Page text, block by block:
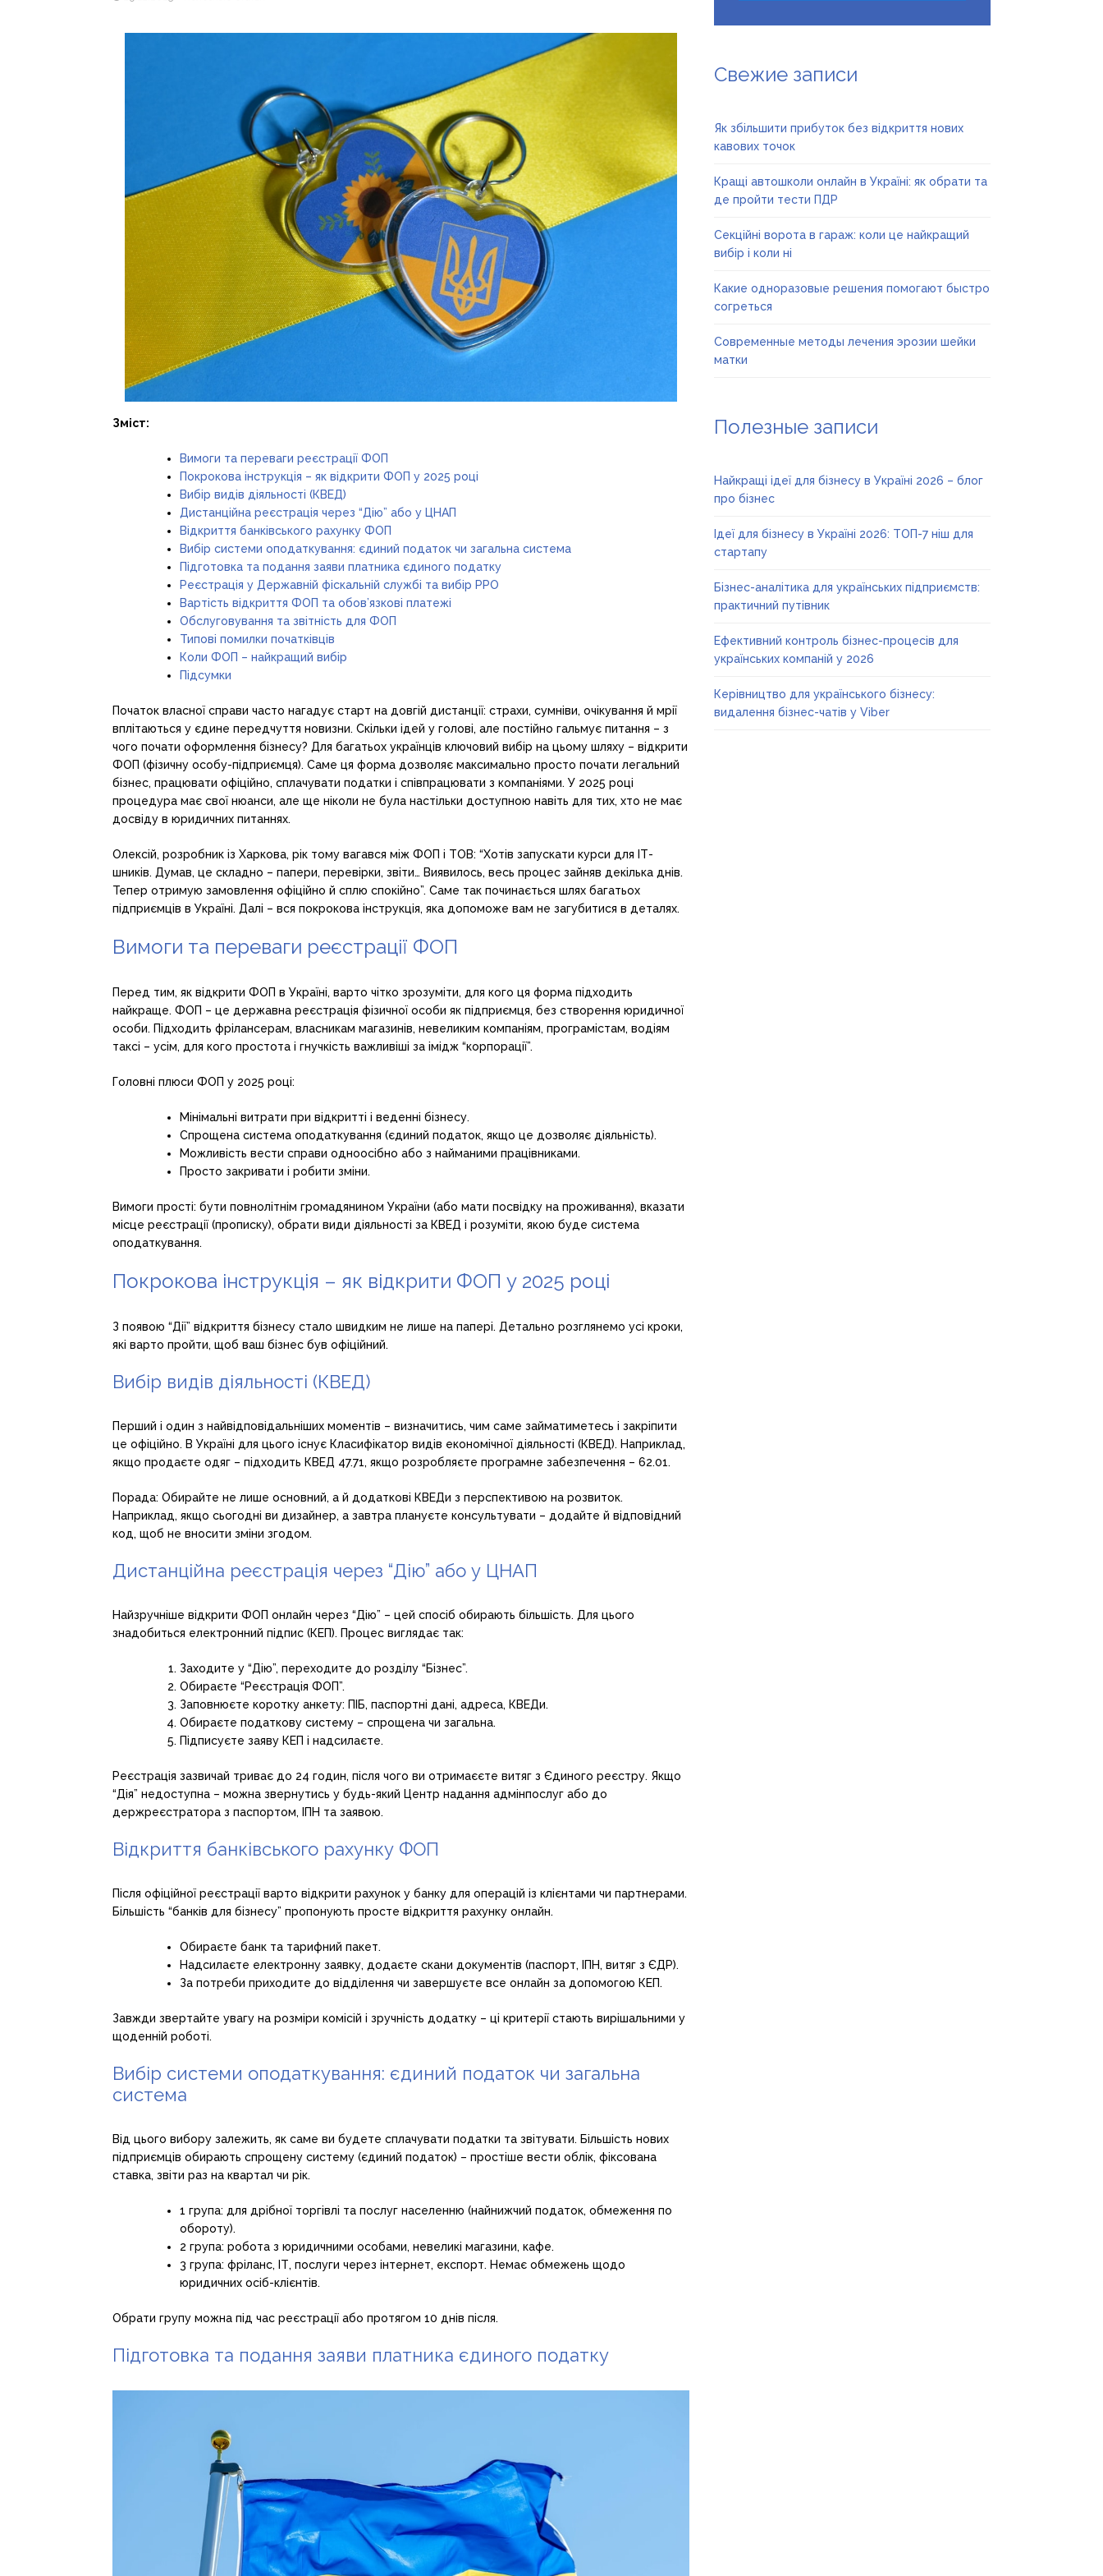
Зміст:
Вимоги та переваги реєстрації ФОП
Покрокова інструкція – як відкрити ФОП у 2025 році
Вибір видів діяльності (КВЕД)
Дистанційна реєстрація через “Дію” або у ЦНАП
Відкриття банківського рахунку ФОП
Вибір системи оподаткування: єдиний податок чи загальна система
Підготовка та подання заяви платника єдиного податку
Реєстрація у Державній фіскальній службі та вибір РРО
Вартість відкриття ФОП та обов’язкові платежі
Обслуговування та звітність для ФОП
Типові помилки початківців
Коли ФОП – найкращий вибір
Підсумки
Початок власної справи часто нагадує старт на довгій дистанції: страхи, сумніви, очікування й мрії
вплітаються у єдине передчуття новизни. Скільки ідей у голові, але постійно гальмує питання – з
чого почати оформлення бізнесу? Для багатьох українців ключовий вибір на цьому шляху – відкрити
ФОП (фізичну особу-підприємця). Саме ця форма дозволяє максимально просто почати легальний
бізнес, працювати офіційно, сплачувати податки і співпрацювати з компаніями. У 2025 році
процедура має свої нюанси, але ще ніколи не була настільки доступною навіть для тих, хто не має
досвіду в юридичних питаннях.
Олексій, розробник із Харкова, рік тому вагався між ФОП і ТОВ: “Хотів запускати курси для ІТ-
шників. Думав, це складно – папери, перевірки, звіти… Виявилось, весь процес зайняв декілька днів.
Тепер отримую замовлення офіційно й сплю спокійно”. Саме так починається шлях багатьох
підприємців в Україні. Далі – вся покрокова інструкція, яка допоможе вам не загубитися в деталях.
Вимоги та переваги реєстрації ФОП
Перед тим, як відкрити ФОП в Україні, варто чітко зрозуміти, для кого ця форма підходить
найкраще. ФОП – це державна реєстрація фізичної особи як підприємця, без створення юридичної
особи. Підходить фрілансерам, власникам магазинів, невеликим компаніям, програмістам, водіям
таксі – усім, для кого простота і гнучкість важливіші за імідж “корпорації”.
Головні плюси ФОП у 2025 році:
Мінімальні витрати при відкритті і веденні бізнесу.
Спрощена система оподаткування (єдиний податок, якщо це дозволяє діяльність).
Можливість вести справи одноосібно або з найманими працівниками.
Просто закривати і робити зміни.
Вимоги прості: бути повнолітнім громадянином України (або мати посвідку на проживання), вказати
місце реєстрації (прописку), обрати види діяльності за КВЕД і розуміти, якою буде система
оподаткування.
Покрокова інструкція – як відкрити ФОП у 2025 році
З появою “Дії” відкриття бізнесу стало швидким не лише на папері. Детально розглянемо усі кроки,
які варто пройти, щоб ваш бізнес був офіційний.
Вибір видів діяльності (КВЕД)
Перший і один з найвідповідальніших моментів – визначитись, чим саме займатиметесь і закріпити
це офіційно. В Україні для цього існує Класифікатор видів економічної діяльності (КВЕД). Наприклад,
якщо продаєте одяг – підходить КВЕД 47.71, якщо розробляєте програмне забезпечення – 62.01.
Порада: Обирайте не лише основний, а й додаткові КВЕДи з перспективою на розвиток.
Наприклад, якщо сьогодні ви дизайнер, а завтра плануєте консультувати – додайте й відповідний
код, щоб не вносити зміни згодом.
Дистанційна реєстрація через “Дію” або у ЦНАП
Найзручніше відкрити ФОП онлайн через “Дію” – цей спосіб обирають більшість. Для цього
знадобиться електронний підпис (КЕП). Процес виглядає так:
Заходите у “Дію”, переходите до розділу “Бізнес”.
Обираєте “Реєстрація ФОП”.
Заповнюєте коротку анкету: ПІБ, паспортні дані, адреса, КВЕДи.
Обираєте податкову систему – спрощена чи загальна.
Підписуєте заяву КЕП і надсилаєте.
Реєстрація зазвичай триває до 24 годин, після чого ви отримаєєте витяг з Єдиного реєстру. Якщо
“Дія” недоступна – можна звернутись у будь-який Центр надання адмінпослуг або до
держреєстратора з паспортом, ІПН та заявою.
Відкриття банківського рахунку ФОП
Після офіційної реєстрації варто відкрити рахунок у банку для операцій із клієнтами чи партнерами.
Більшість “банків для бізнесу” пропонують просте відкриття рахунку онлайн.
Обираєте банк та тарифний пакет.
Надсилаєте електронну заявку, додаєте скани документів (паспорт, ІПН, витяг з ЄДР).
За потреби приходите до відділення чи завершуєте все онлайн за допомогою КЕП.
Завжди звертайте увагу на розміри комісій і зручність додатку – ці критерії стають вирішальними у
щоденній роботі.
Вибір системи оподаткування: єдиний податок чи загальна
система
Від цього вибору залежить, як саме ви будете сплачувати податки та звітувати. Більшість нових
підприємців обирають спрощену систему (єдиний податок) – простіше вести облік, фіксована
ставка, звіти раз на квартал чи рік.
1 група: для дрібної торгівлі та послуг населенню (найнижчий податок, обмеження по
обороту).
2 група: робота з юридичними особами, невеликі магазини, кафе.
3 група: фріланс, ІТ, послуги через інтернет, експорт. Немає обмежень щодо
юридичних осіб-клієнтів.
Обрати групу можна під час реєстрації або протягом 10 днів після.
Підготовка та подання заяви платника єдиного податку
Свежие записи
Як збільшити прибуток без відкриття нових
кавових точок
Кращі автошколи онлайн в Україні: як обрати та
де пройти тести ПДР
Секційні ворота в гараж: коли це найкращий
вибір і коли ні
Какие одноразовые решения помогают быстро
согреться
Современные методы лечения эрозии шейки
матки
Полезные записи
Найкращі ідеї для бізнесу в Україні 2026 – блог
про бізнес
Ідеї для бізнесу в Україні 2026: ТОП-7 ніш для
стартапу
Бізнес-аналітика для українських підприємств:
практичний путівник
Ефективний контроль бізнес-процесів для
українських компаній у 2026
Керівництво для українського бізнесу:
видалення бізнес-чатів у Viber